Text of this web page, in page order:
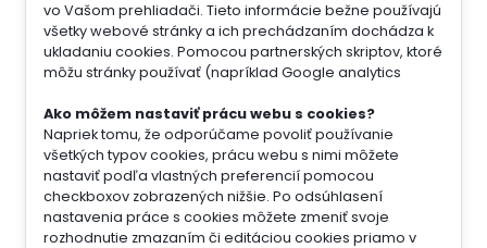
vo Vašom prehliadači. Tieto informácie bežne používajú
všetky webové stránky a ich prechádzaním dochádza k
ukladaniu cookies. Pomocou partnerských skriptov, ktoré
môžu stránky používať (napríklad Google analytics
Ako môžem nastaviť prácu webu s cookies?
Napriek tomu, že odporúčame povoliť používanie
všetkých typov cookies, prácu webu s nimi môžete
nastaviť podľa vlastných preferencií pomocou
checkboxov zobrazených nižšie. Po odsúhlasení
nastavenia práce s cookies môžete zmeniť svoje
rozhodnutie zmazaním či editáciou cookies priamo v